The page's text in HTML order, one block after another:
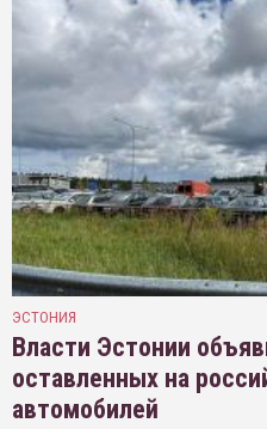
ЭСТОНИЯ
Власти Эстонии
оставленных на
автомобилей